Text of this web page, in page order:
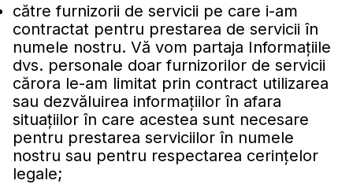
către furnizorii de servicii pe care i-am
contractat pentru prestarea de servicii în
numele nostru. Vă vom partaja Informaţiile
dvs. personale doar furnizorilor de servicii
cărora le-am limitat prin contract utilizarea
sau dezvăluirea informaţiilor în afara
situaţiilor în care acestea sunt necesare
pentru prestarea serviciilor în numele
nostru sau pentru respectarea cerinţelor
legale;